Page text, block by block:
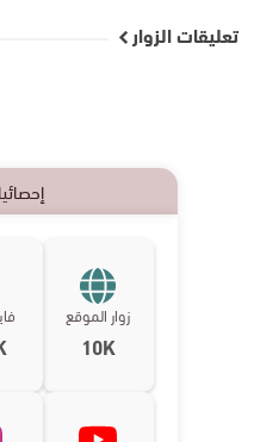
تعليقات الزوار
زوار الموقع
10K